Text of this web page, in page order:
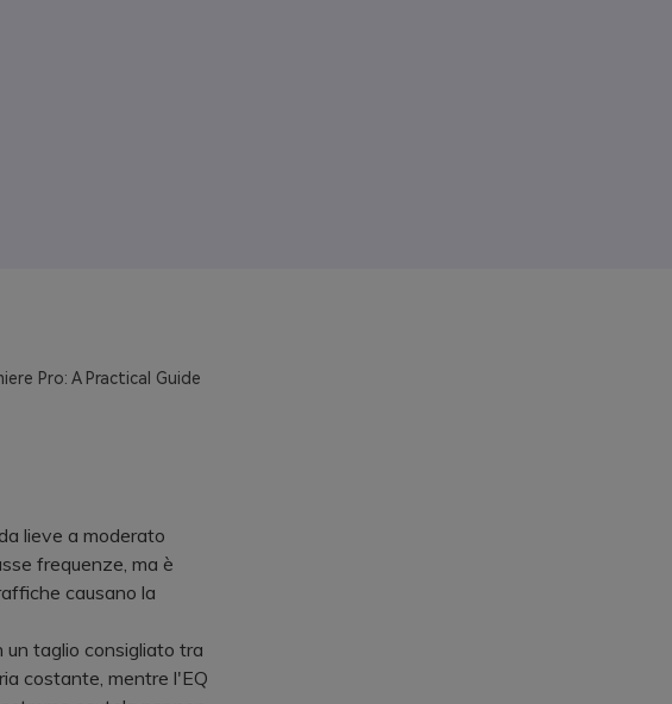
Pro: A Practical Guide
lieve a moderato
frequenze, ma è
causano la
taglio consigliato tra
costante, mentre l'EQ